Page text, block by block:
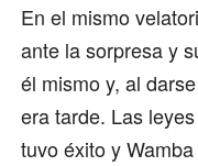
En el mismo
ante la sorpresa y
él mismo y, al
era tarde. Las
tuvo éxito y